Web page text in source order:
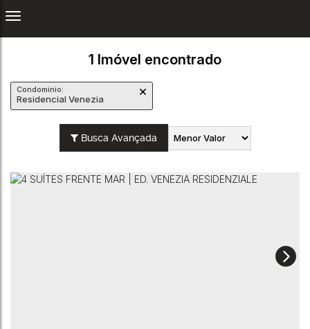
1 Imóvel encontrado
Condomínio:
Residencial Venezia
Busca Avançada